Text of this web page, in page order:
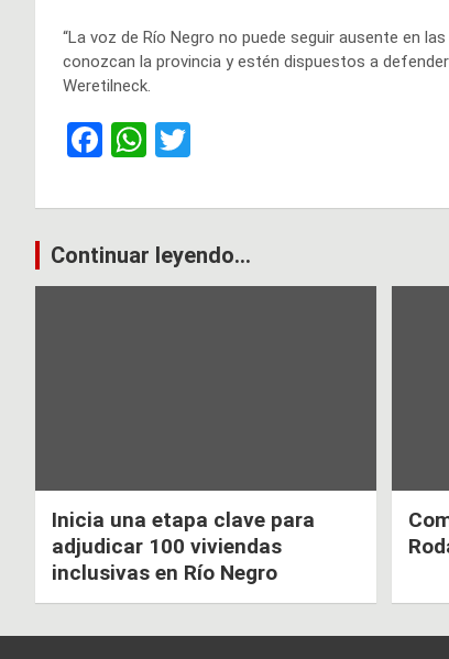
“La voz de Río Negro no puede seguir ausente en
conozcan la provincia y estén dispuestos a
Weretilneck.
F
ce
b
o
W
at
s
A
tt
er
Navegación
Continuar leyendo...
Inicia una etapa clave para
adjudicar 100 viviendas
inclusivas en Río Negro